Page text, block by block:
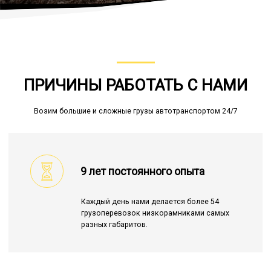
ПРИЧИНЫ РАБОТАТЬ С НАМИ
Возим большие и сложные грузы автотранспортом 24/7
9 лет постоянного опыта
Каждый день нами делается более 54
грузоперевозок низкорамниками самых
разных габаритов.